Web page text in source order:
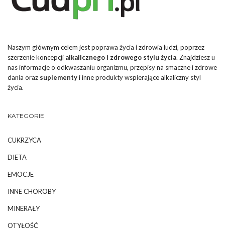
Naszym głównym celem jest poprawa życia i zdrowia ludzi, poprzez
szerzenie koncepcji alkalicznego i zdrowego stylu życia. Znajdziesz u
nas informacje o odkwaszaniu organizmu, przepisy na smaczne i zdrowe
dania oraz suplementyi inne produkty wspierające alkaliczny styl
życia.
KATEGORIE
CUKRZYCA
DIETA
EMOCJE
INNE CHOROBY
MINERAŁY
OTYŁOŚĆ